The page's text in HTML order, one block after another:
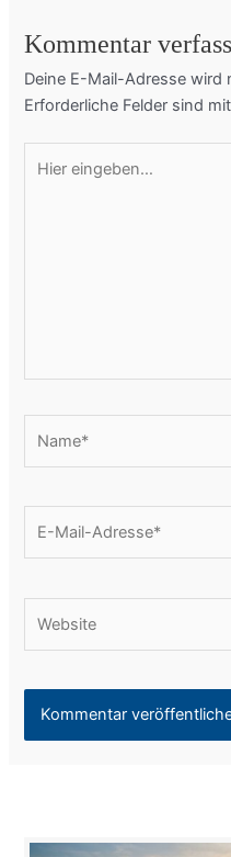
Kommentar
Deine E-Mail-Adresse
Erforderliche Felder sind mit
eingeben…